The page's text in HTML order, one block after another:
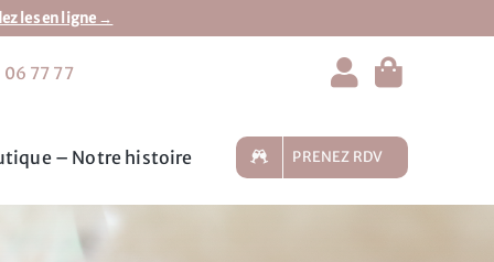
les en ligne →
77 77
– Notre histoire PRENEZ RDV